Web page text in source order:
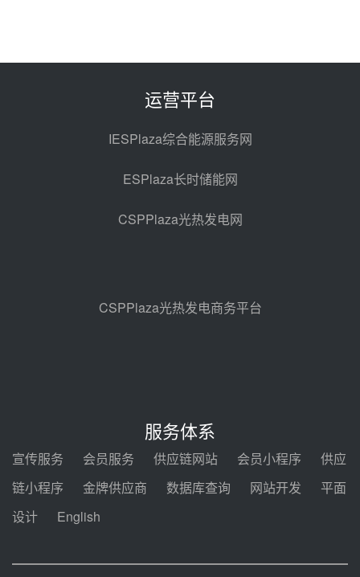
100MW光工程性能试验采购
光热示范电站二列蒸汽发生器设备
亚核阀业中标天山北麓100MW光
热发电工程EPC总承包项目熔盐截
止阀、熔盐三偏心蝶阀采购
08-05 17:15
包项目熔盐介质超声波流量计采购
08-05 17:09
电机组灵活性改造项目三元液态盐
采购合同
迪尔化工预中标华能西安热工院
2026-2029年熔盐介质框架协议
100MW光热项目机组调试及性能
运营平台
IESPlaza综合能源服务网
ESPlaza长时储能网
CSPPlaza光热发电网
CSPPlaza光热发电商务平台
服务体系
宣传服务 会员服务 供应链网站 会员小程序
供应
链小程序
金牌供应商 数据库查询 网站开发
平面
设计
English